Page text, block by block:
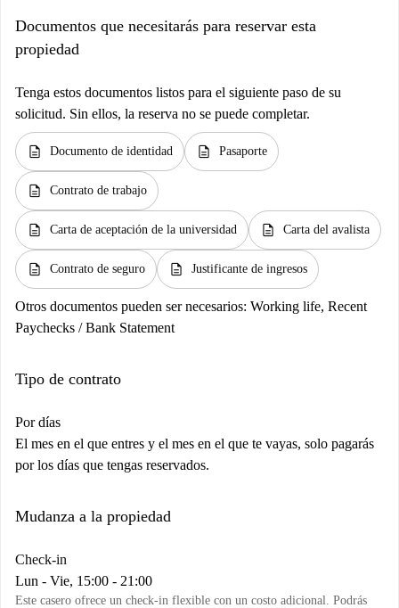
Documentos que necesitarás para reservar esta
propiedad
Tenga estos documentos listos para el siguiente paso de su
solicitud. Sin ellos, la reserva no se puede completar.
description Documento de identidad description Pasaporte
description Contrato de trabajo
description Carta de aceptación de la universidad description Carta del avalista
description Contrato de seguro description Justificante de ingresos
Otros documentos pueden ser necesarios: Working life, Recent
Paychecks / Bank Statement
Tipo de contrato
Por días
El mes en el que entres y el mes en el que te vayas, solo pagarás
por los días que tengas reservados.
Mudanza a la propiedad
Check-in
Lun - Vie, 15:00 - 21:00
Este casero ofrece un check-in flexible con un costo adicional. Podrás